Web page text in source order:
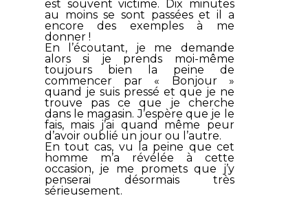
est souvent victime. Dix minutes
au moins se sont passées et il a
encore des exemples à me
donner !
En l’écoutant, je me demande
alors si je prends moi-même
toujours bien la peine de
commencer par « Bonjour »
quand je suis pressé et que je ne
trouve pas ce que je cherche
dans le magasin. J’espère que je le
fais, mais j’ai quand même peur
d’avoir oublié un jour ou l’autre.
En tout cas, vu la peine que cet
homme m’a révélée à cette
occasion, je me promets que j’y
penserai désormais très
sérieusement.